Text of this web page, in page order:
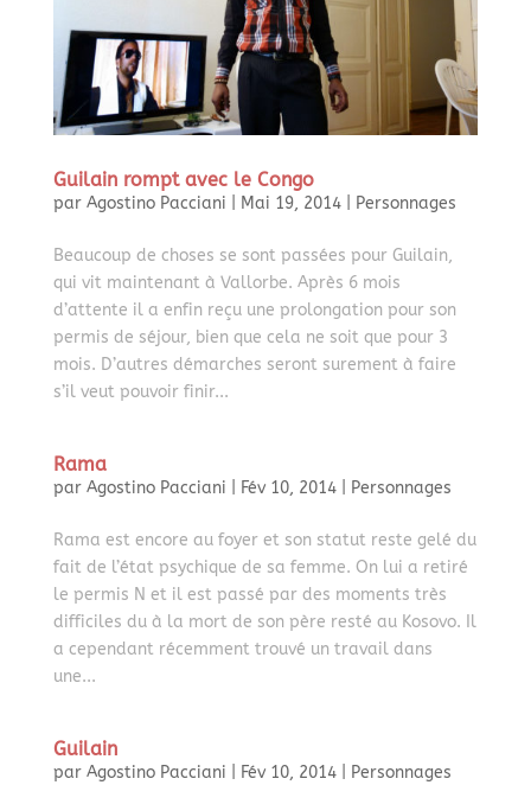
Guilain rompt avec le Congo
par Agostino Pacciani Mai 19, 2014| Personnages
Beaucoup de choses se sont passées pour Guilain,
qui vit maintenant à Vallorbe. Après 6 mois
d’attente il a enfin reçu une prolongation pour son
permis de séjour, bien que cela ne soit que pour 3
mois. D’autres démarches seront surement à faire
s’il veut pouvoir finir...
Rama
par Agostino Pacciani Fév 10, 2014| Personnages
Rama est encore au foyer et son statut reste gelé du
fait de l’état psychique de sa femme. On lui a retiré
le permis N et il est passé par des moments très
difficiles du à la mort de son père resté au Kosovo. Il
a cependant récemment trouvé un travail dans
une...
Guilain
par Agostino Pacciani Fév 10, 2014| Personnages